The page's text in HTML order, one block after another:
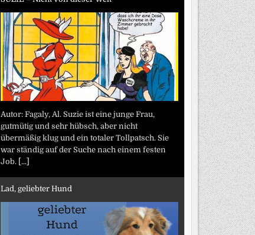
Autor: Fagaly, Al. Suzie ist eine junge Frau,
gutmütig und sehr hübsch, aber nicht
übermäßig klug und ein totaler Tollpatsch. Sie
war ständig auf der Suche nach einem festen
Job. [...]
Lad, geliebter Hund